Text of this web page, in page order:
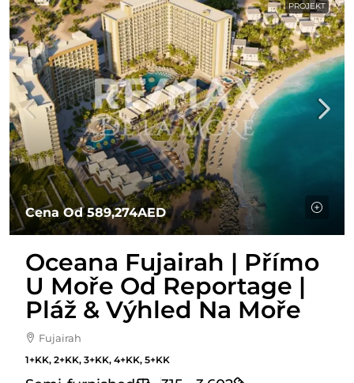
PROJEKT
Cena Od589,274AED
Oceana Fujairah | Přímo
U Moře Od Reportage |
Pláž & Výhled Na Moře
Fujairah
1+KK, 2+KK, 3+KK, 4+KK, 5+KK